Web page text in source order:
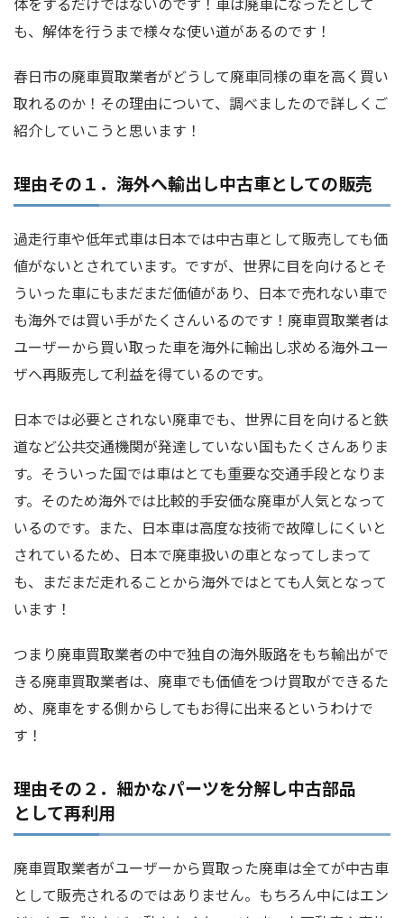
も、解体を行うまで様々な使い道があるのです！
春日市の廃車買取業者がどうして廃車同様の車を高く買い
取れるのか！その理由について、調べましたので詳しくご
紹介していこうと思います！
理由その１．海外へ輸出し中古車としての販売
過走行車や低年式車は日本では中古車として販売しても価
値がないとされています。ですが、世界に目を向けるとそ
ういった車にもまだまだ価値があり、日本で売れない車で
も海外では買い手がたくさんいるのです！廃車買取業者は
ユーザーから買い取った車を海外に輸出し求める海外ユー
ザへ再販売して利益を得ているのです。
日本では必要とされない廃車でも、世界に目を向けると鉄
道など公共交通機関が発達していない国もたくさんありま
す。そういった国では車はとても重要な交通手段となりま
す。そのため海外では比較的手安価な廃車が人気となって
いるのです。また、日本車は高度な技術で故障しにくいと
されているため、日本で廃車扱いの車となってしまって
も、まだまだ走れることから海外ではとても人気となって
います！
つまり廃車買取業者の中で独自の海外販路をもち輸出がで
きる廃車買取業者は、廃車でも価値をつけ買取ができるた
め、廃車をする側からしてもお得に出来るというわけで
す！
理由その２．細かなパーツを分解し中古部品
として再利用
廃車買取業者がユーザーから買取った廃車は全てが中古車
として販売されるのではありません。もちろん中にはエン